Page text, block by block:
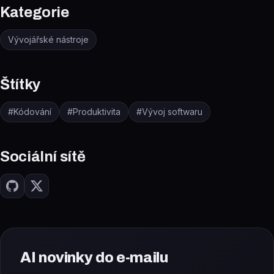
Kategorie
Vývojářské nástroje
Štítky
#Kódování #Produktivita #Vývoj softwaru
Sociální sítě
AI novinky do e-mailu